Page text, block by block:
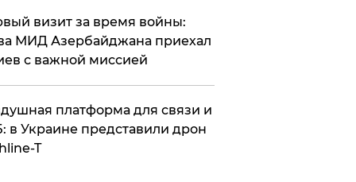
визит за время войны:
МИД Азербайджана приехал
с важной миссией
платформа для связи и
в Украине представили дрон
T